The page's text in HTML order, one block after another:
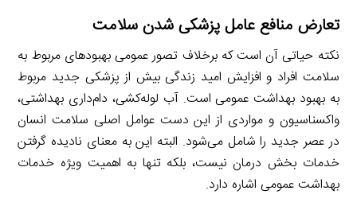
تعارض منافععامل پزشکی شدن سلامت
نکته حیاتی آن است که برخلاف تصور عمومی بهبودهای مربوط به
سلامت افراد و افزایش امید زندگی بیش از پزشکی جدید مربوط
به بهبود بهداشت عمومی است. آب لوله‌کشی، دام‌داری بهداشتی،
واکسناسیون و مواردی از این دست عوامل اصلی سلامت انسان
در عصر جدید را شامل می‌شود. البته این به معنای نادیده گرفتن
خدمات بخش درمان نیست، بلکه تنها به اهمیت ویژه خدمات
بهداشت عمومی اشاره دارد.